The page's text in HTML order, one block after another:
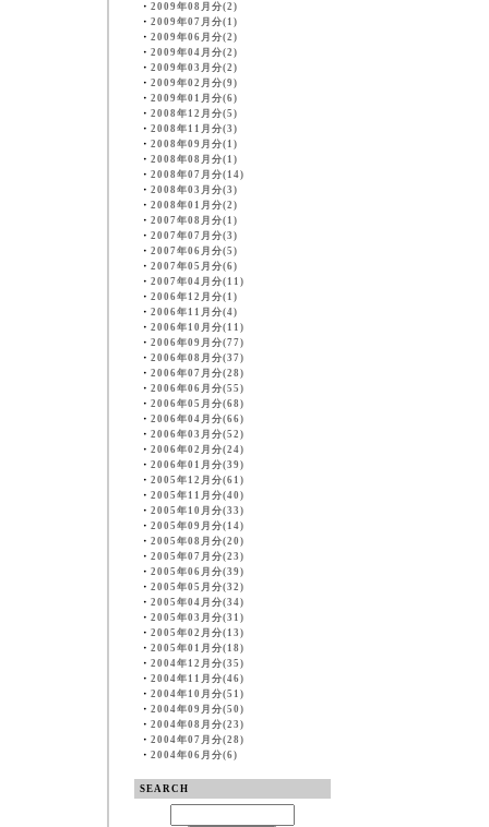
・ 2009年08月分(2)
・ 2009年07月分(1)
・ 2009年06月分(2)
・ 2009年04月分(2)
・ 2009年03月分(2)
・ 2009年02月分(9)
・ 2009年01月分(6)
・ 2008年12月分(5)
・ 2008年11月分(3)
・ 2008年09月分(1)
・ 2008年08月分(1)
・ 2008年07月分(14)
・ 2008年03月分(3)
・ 2008年01月分(2)
・ 2007年08月分(1)
・ 2007年07月分(3)
・ 2007年06月分(5)
・ 2007年05月分(6)
・ 2007年04月分(11)
・ 2006年12月分(1)
・ 2006年11月分(4)
・ 2006年10月分(11)
・ 2006年09月分(77)
・ 2006年08月分(37)
・ 2006年07月分(28)
・ 2006年06月分(55)
・ 2006年05月分(68)
・ 2006年04月分(66)
・ 2006年03月分(52)
・ 2006年02月分(24)
・ 2006年01月分(39)
・ 2005年12月分(61)
・ 2005年11月分(40)
・ 2005年10月分(33)
・ 2005年09月分(14)
・ 2005年08月分(20)
・ 2005年07月分(23)
・ 2005年06月分(39)
・ 2005年05月分(32)
・ 2005年04月分(34)
・ 2005年03月分(31)
・ 2005年02月分(13)
・ 2005年01月分(18)
・ 2004年12月分(35)
・ 2004年11月分(46)
・ 2004年10月分(51)
・ 2004年09月分(50)
・ 2004年08月分(23)
・ 2004年07月分(28)
・ 2004年06月分(6)
SEARCH